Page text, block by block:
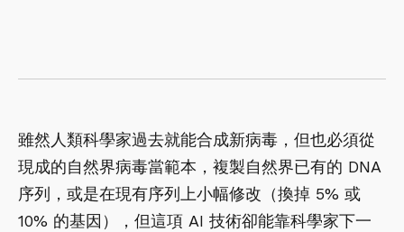
雖然人類科學家過去就能合成新病毒，但也必須從
現成的自然界病毒當範本，複製自然界已有的 DNA
序列，或是在現有序列上小幅修改（換掉 5% 或
10% 的基因），但這項 AI 技術卻能靠科學家下一